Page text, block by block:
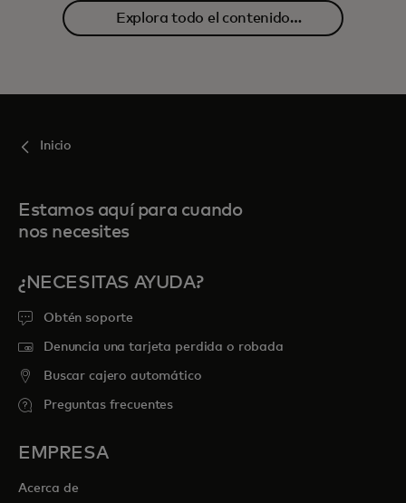
Explora todo el contenido
Inicio
Estamos aquí para cuando
nos necesites
¿NECESITAS AYUDA?
Obtén soporte
Denuncia una tarjeta perdida o robada
Buscar cajero automático
Preguntas frecuentes
EMPRESA
Acerca de